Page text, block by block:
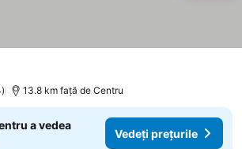
13.8 km faţă de Centru
a vedea
Vedeți prețurile